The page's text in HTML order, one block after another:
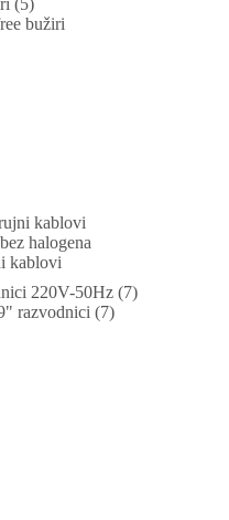
(5)
bužiri
kablovi
halogena
kablovi
220V-50Hz (7)
razvodnici (7)